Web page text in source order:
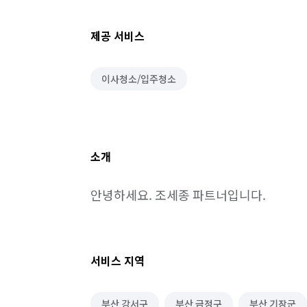
제공 서비스
이사청소/입주청소
소개
안녕하세요. 조세종 파트너입니다.
서비스 지역
부산 강서구 부산 금정구 부산 기장군